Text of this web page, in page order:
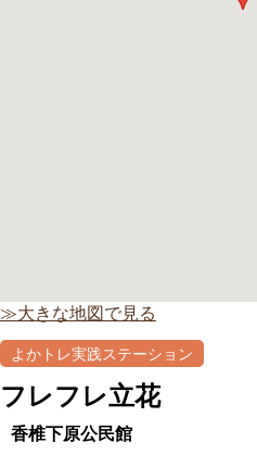
≫大きな地図で見る
よかトレ実践ステーション
フレフレ立花
香椎下原公民館